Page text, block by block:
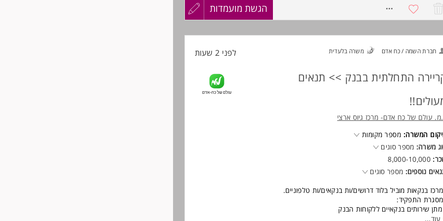
גמישות להורים / שעת הנקה - יציאה מהעבודה ב15:30
רגילה/סטודנט - 2 משמרות ערב בשבוע
לתואר/ הנדסה - חובה
שירותית
הגשת מועמדות
עדכון
חברת השמה / כח אדם משרה בלעדית לפני 2 שעות
התחלתית בבנק >> תנאים
עולם של כח אדם- מרכז גיוס ארצי
המשרה: מספר מקומות
משרה: מספר סוגים
8,000-10,000
נוספים: מספר סוגים
בנקאות מוביל בלוד דרושים/ות בנקאים/ות טלפוניים.
התפקיד:
שירותים בנקאיים ללקוחות הבנק
בק אופיס שוטפת ומיילים
עוד...